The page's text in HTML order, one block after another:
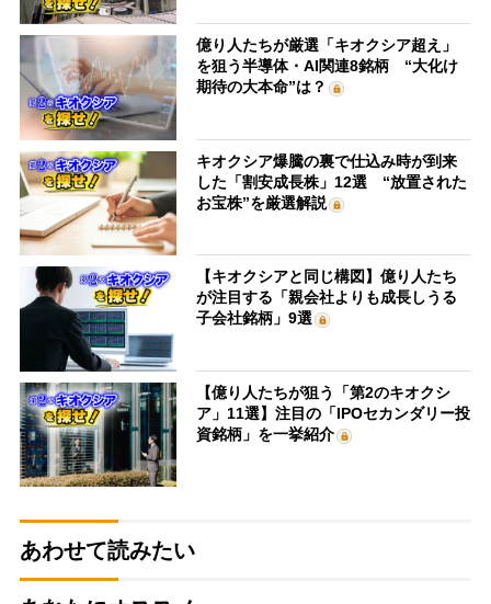
億り人たちが厳選「キオクシア超え」
を狙う半導体・AI関連8銘柄 “大化け
期待の大本命”は？
キオクシア爆騰の裏で仕込み時が到来
した「割安成長株」12選 “放置された
お宝株”を厳選解説
【キオクシアと同じ構図】億り人たち
が注目する「親会社よりも成長しうる
子会社銘柄」9選
【億り人たちが狙う「第2のキオクシ
ア」11選】注目の「IPOセカンダリー投
資銘柄」を一挙紹介
あわせて読みたい